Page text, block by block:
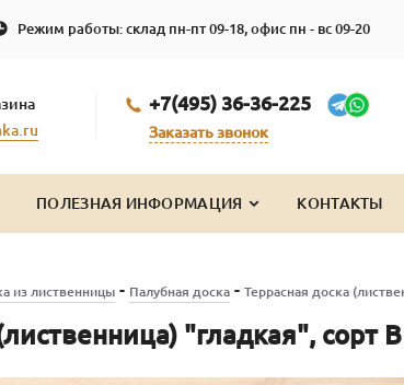
Режим работы: склад пн-пт 09-18, офис пн - вс 09-20
+7(495) 36-36-225
Заказать звонок
ПОЛЕЗНАЯ ИНФОРМАЦИЯ КОНТАКТЫ
из лиственницы- Палубная доска- Террасная доска
"гладкая", сорт